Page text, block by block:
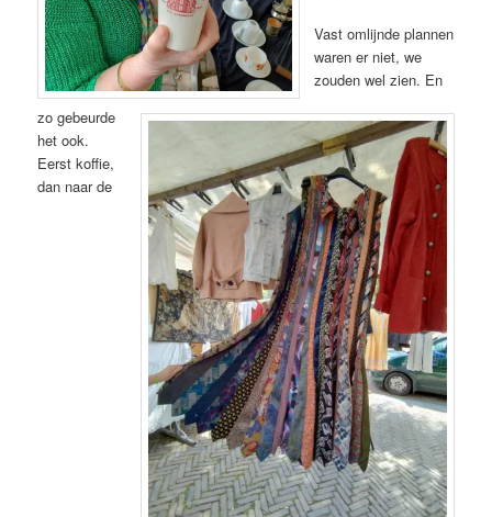
Vast omlijnde plannen
waren er niet, we
zouden wel zien. En
zo gebeurde
het ook.
Eerst koffie,
dan naar de